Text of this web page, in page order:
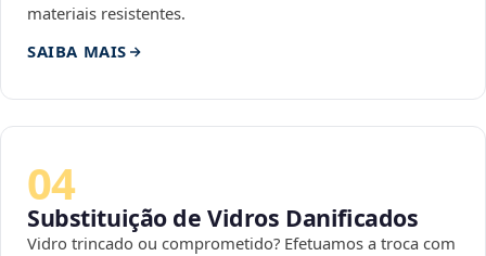
materiais resistentes.
SAIBA MAIS
04
Substituição de Vidros Danificados
Vidro trincado ou comprometido? Efetuamos a troca com